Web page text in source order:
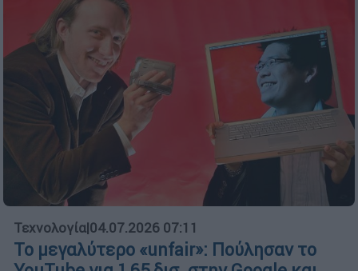
Τεχνολογία|04.07.2026 07:11
Το μεγαλύτερο «unfair»: Πούλησαν το